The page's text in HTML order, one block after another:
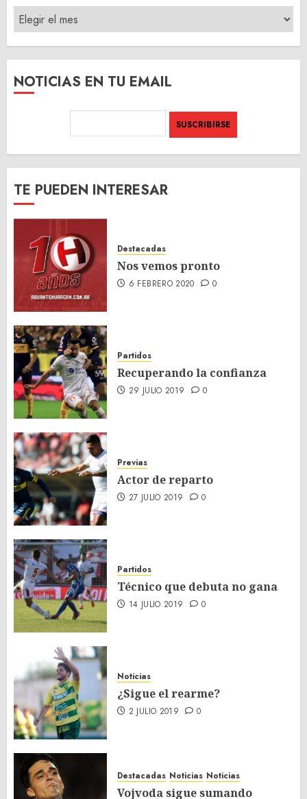
ARCHIVO
DEL
SITIO
NOTICIAS EN TU EMAIL
TE PUEDEN INTERESAR
Destacadas
Nos vemos pronto
6 FEBRERO 2020 0
Partidos
Recuperando la confianza
29 JULIO 2019 0
Previas
Actor de reparto
27 JULIO 2019 0
Partidos
Técnico que debuta no gana
14 JULIO 2019 0
Noticias
¿Sigue el rearme?
2 JULIO 2019 0
Destacadas Noticias Noticias
Vojvoda sigue sumando